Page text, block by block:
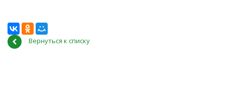
Вернуться к списку